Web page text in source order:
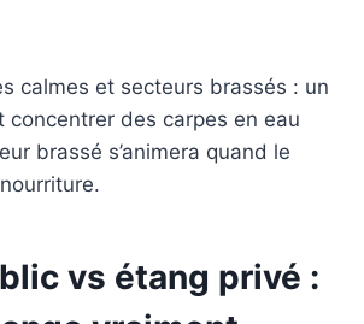
calmes et secteurs brassés : un
concentrer des carpes en eau
brassé s’animera quand le
vs étang privé :